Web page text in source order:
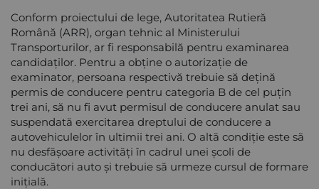
Conform proiectului de lege, Autoritatea Rutieră
Română (ARR), organ tehnic al Ministerului
Transporturilor, ar fi responsabilă pentru examinarea
candidaților. Pentru a obține o autorizație de
examinator, persoana respectivă trebuie să dețină
permis de conducere pentru categoria B de cel puțin
trei ani, să nu fi avut permisul de conducere anulat sau
suspendată exercitarea dreptului de conducere a
autovehiculelor în ultimii trei ani. O altă condiție este să
nu desfășoare activități în cadrul unei școli de
conducători auto și trebuie să urmeze cursul de formare
inițială.